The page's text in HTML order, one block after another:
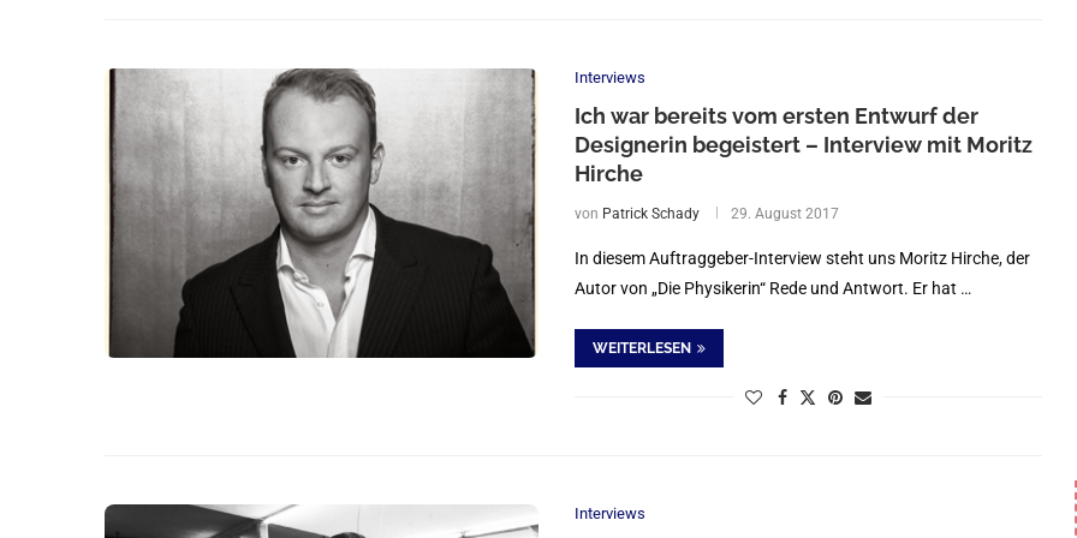
Interviews
Ich war bereits vom ersten Entwurf der
Designerin begeistert – Interview mit Moritz
Hirche
von Patrick Schady 29. August 2017
In diesem Auftraggeber-Interview steht uns Moritz Hirche, der
Autor von „Die Physikerin“ Rede und Antwort. Er hat …
WEITERLESEN
Interviews